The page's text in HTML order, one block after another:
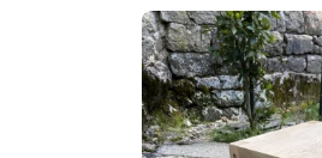
Modèle unique